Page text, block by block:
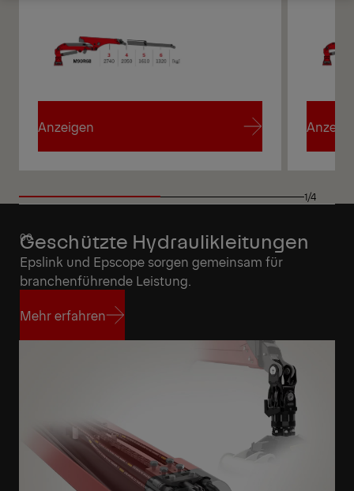
Anzeigen
1/4
Geschützte Hydraulikleitungen
Epslink und Epscope sorgen gemeinsam für
branchenführende Leistung.
Mehr erfahren